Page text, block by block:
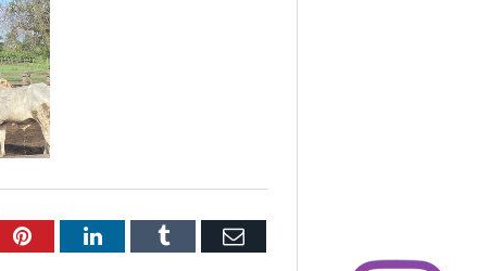
PinterestLinkedInTumblr Email